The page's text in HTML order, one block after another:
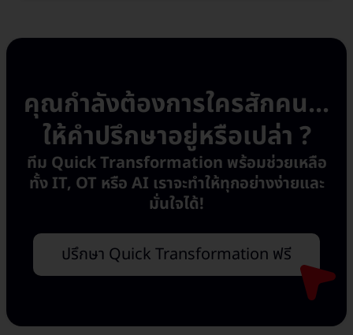
คุณกำลังต้องการใครสักคน...
ให้คำปรึกษาอยู่หรือเปล่า ?
ทีม Quick Transformation พร้อมช่วยเหลือ
ทั้ง IT, OT หรือ AI เราจะทำให้ทุกอย่างง่ายและ
มั่นใจได้!
ปรึกษา Quick Transformation ฟรี